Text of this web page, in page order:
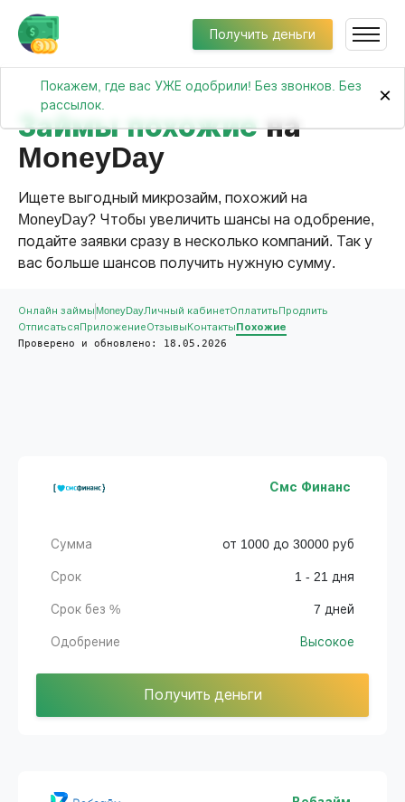
Покажем, где вас УЖЕ одобрили! Без звонков. Без
рассылок.
×
Получить деньги
Займы похожиена
MoneyDay
Ищете выгодный микрозайм, похожий на
MoneyDay? Чтобы увеличить шансы на одобрение,
подайте заявки сразу в несколько компаний. Так у
вас больше шансов получить нужную сумму.
Онлайн займы MoneyDayЛичный кабинетОплатитьПродлить
ОтписатьсяПриложениеОтзывыКонтактыПохожие
Проверено и обновлено: 18.05.2026
Смс Финанс
Сумма от 1000 до 30000 руб
Срок 1 - 21 дня
Срок без % 7 дней
Одобрение Высокое
Получить деньги